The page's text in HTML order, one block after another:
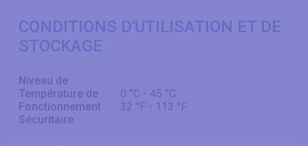
CONDITIONS D'UTILISATION ET DE
STOCKAGE
Niveau de
Température de
Fonctionnement
Sécuritaire
0 °C - 45 °C
32 °F - 113 °F